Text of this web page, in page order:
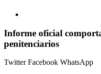
Informe oficial
penitenciarios
TwitterFacebook WhatsApp